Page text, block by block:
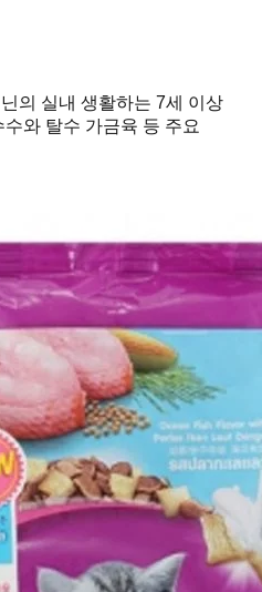
의 실내 생활하는 7세 이상
와 탈수 가금육 등 주요